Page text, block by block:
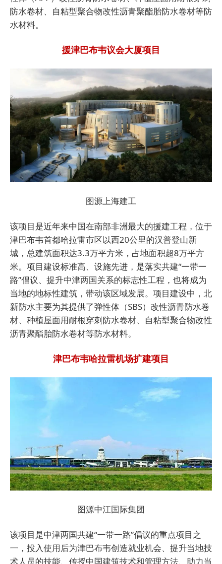
防水卷材、自粘型聚合物改性沥青聚酯胎防水卷材等防
水材料。
援津巴布韦议会大厦项目
图源上海建工
该项目是近年来中国在南部非洲最大的援建工程，位于
津巴布韦首都哈拉雷市区以西20公里的汉普登山新
城，总建筑面积达3.3万平方米，占地面积超8万平方
米。项目建设标准高、设施先进，是落实共建“一带一
路”倡议、提升中津两国关系的标志性工程，也将成为
当地的地标性建筑，带动该区域发展。项目建设中，北
新防水主要为其提供了弹性体（SBS）改性沥青防水卷
材、种植屋面用耐根穿刺防水卷材、自粘型聚合物改性
沥青聚酯胎防水卷材等防水材料。
津巴布韦哈拉雷机场扩建项目
图源中江国际集团
该项目是中津两国共建“一带一路”倡议的重点项目之
一，投入使用后为津巴布韦创造就业机会、提升当地技
术人员的技能、传授中国建筑技术和管理方法、助力当